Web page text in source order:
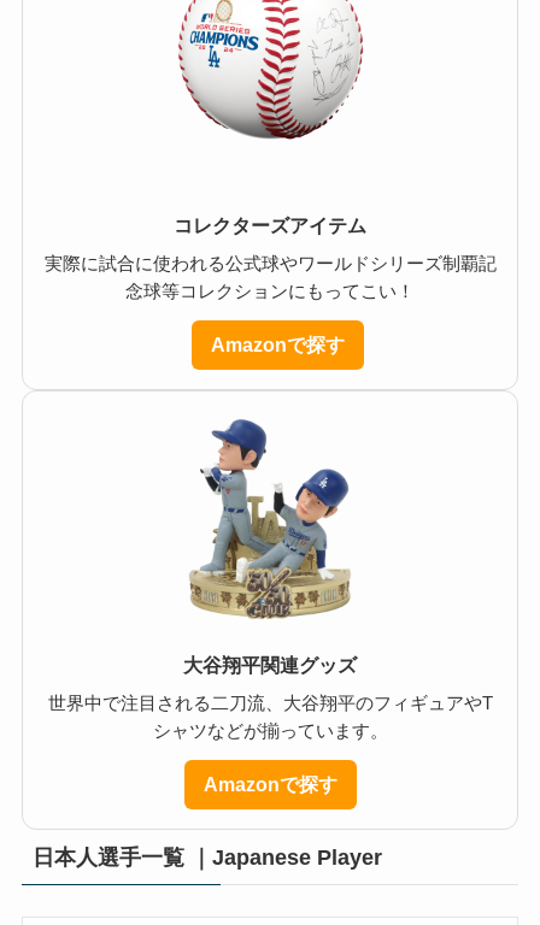
コレクターズアイテム
実際に試合に使われる公式球やワールドシリーズ制覇記
念球等コレクションにもってこい！
Amazonで探す
大谷翔平関連グッズ
世界中で注目される二刀流、大谷翔平のフィギュアやT
シャツなどが揃っています。
Amazonで探す
日本人選手一覧 ｜Japanese Player